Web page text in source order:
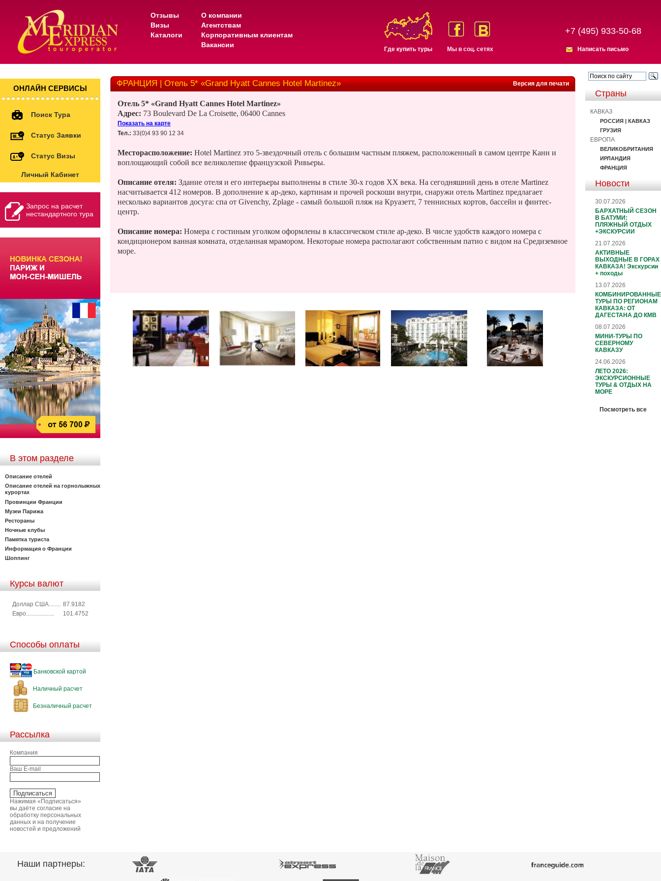
Отзывы
Визы
Каталоги
О компании
Агентствам
Корпоративным клиентам
Вакансии
Где купить туры Мы в соц. сетях
+7 (495) 933-50-68
Написать письмо
ОНЛАЙН СЕРВИСЫ
Поиск Тура
Статус Заявки
Статус Визы
Личный Кабинет
Запрос на расчет
нестандартного тура
В этом разделе
Описание отелей
Описание отелей на горнолыжных
курортах
Провинции Франции
Музеи Парижа
Рестораны
Ночные клубы
Памятка туриста
Информация о Франции
Шоппинг
Курсы валют
Доллар США........ 87.9182
Евро...................
101.4752
Способы оплаты
Банковской картой
Наличный расчет
Безналичный расчет
Рассылка
Компания
Ваш E-mail
Нажимая «Подписаться»
вы даёте согласие на
обработку персональных
данных и на получение
новостей и предложений
Версия для печати
ФРАНЦИЯ | Отель 5* «Grand Hyatt Cannes Hotel Martinez»
Отель 5* «Grand Hyatt Cannes Hotel Martinez»
Адрес: 73 Boulevard De La Croisette, 06400 Cannes
Показать на карте
Тел.: 33(0)4 93 90 12 34
Месторасположение: Hotel Martinez это 5-звездочный отель с большим частным пляжем, расположенный в самом центре Канн и
воплощающий собой все великолепие французской Ривьеры.
Описание отеля: Здание отеля и его интерьеры выполнены в стиле 30-х годов XX века. На сегодняшний день в отеле Martinez
насчитывается 412 номеров. В дополнение к ар-деко, картинам и прочей роскоши внутри, снаружи отель Martinez предлагает
несколько вариантов досуга: спа от Givenchy, Zplage - самый большой пляж на Круазетт, 7 теннисных кортов, бассейн и финтес-
центр.
Описание номера: Номера с гостиным уголком оформлены в классическом стиле ар-деко. В числе удобств каждого номера с
кондиционером ванная комната, отделанная мрамором. Некоторые номера располагают собственным патио с видом на Средиземное
море.
Страны
КАВКАЗ
РОССИЯ | КАВКАЗ
ГРУЗИЯ
ЕВРОПА
ВЕЛИКОБРИТАНИЯ
ИРЛАНДИЯ
ФРАНЦИЯ
Новости
30.07.2026
БАРХАТНЫЙ СЕЗОН
В БАТУМИ:
ПЛЯЖНЫЙ ОТДЫХ
+ЭКСКУРСИИ
21.07.2026
АКТИВНЫЕ
ВЫХОДНЫЕ В ГОРАХ
КАВКАЗА! Экскурсии
+ походы
13.07.2026
КОМБИНИРОВАННЫЕ
ТУРЫ ПО РЕГИОНАМ
КАВКАЗА: ОТ
ДАГЕСТАНА ДО КМВ
08.07.2026
МИНИ-ТУРЫ ПО
СЕВЕРНОМУ
КАВКАЗУ
24.06.2026
ЛЕТО 2026:
ЭКСКУРСИОННЫЕ
ТУРЫ & ОТДЫХ НА
МОРЕ
Посмотреть все
Наши партнеры: